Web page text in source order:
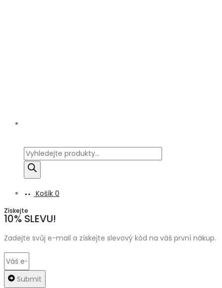
Products
search
Košík 0
Získejte
10% SLEVU!
Zadejte svůj e-mail a získejte slevový kód na váš první nákup.
Submit